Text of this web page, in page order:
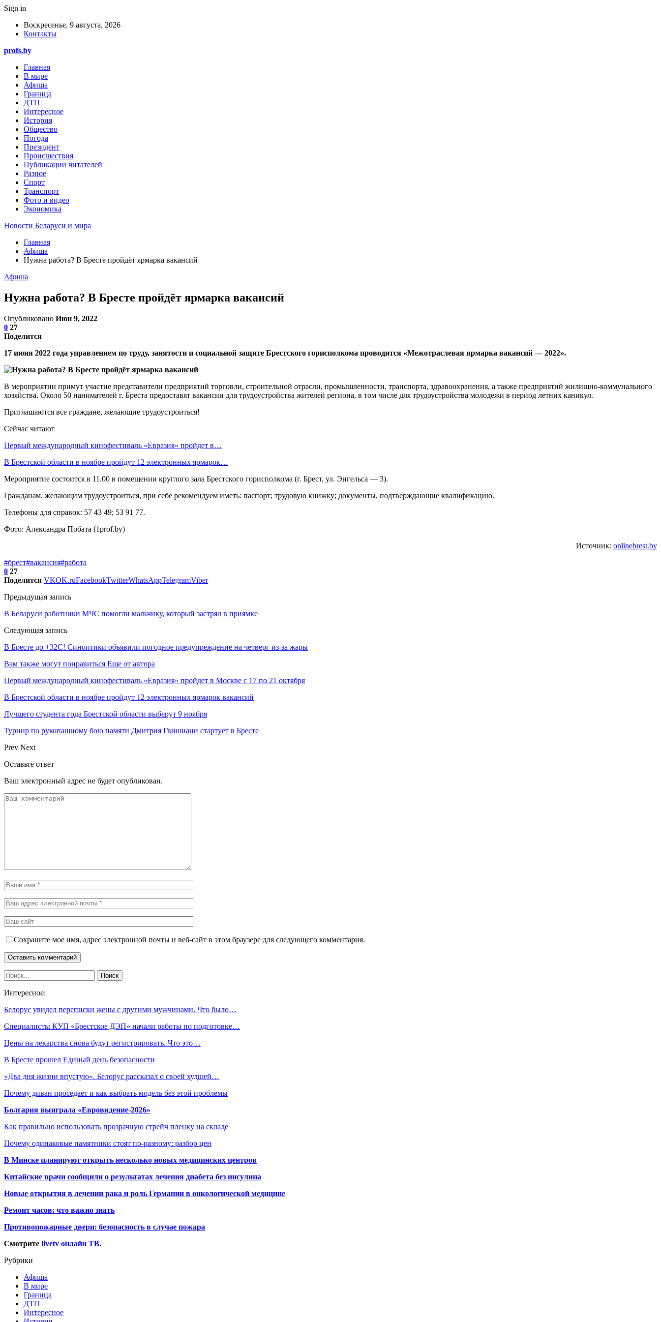
Sign in
Воскресенье, 9 августа, 2026
Контакты
profs.by
Главная
В мире
Афиша
Граница
ДТП
Интересное
История
Общество
Погода
Президент
Происшествия
Публикации читателей
Разное
Спорт
Транспорт
Фото и видео
Экономика
Новости Беларуси и мира
Главная
Афиша
Нужна работа? В Бресте пройдёт ярмарка вакансий
Афиша
Нужна работа? В Бресте пройдёт ярмарка вакансий
Опубликовано Июн 9, 2022
0 27
Поделится
17 июня 2022 года управлением по труду, занятости и социальной защите Брестского горисполкома проводится «Межотраслевая ярмарка вакансий — 2022».
В мероприятии примут участие представители предприятий торговли, строительной отрасли, промышленности, транспорта, здравоохранения, а также предприятий жилищно-коммунального
хозяйства. Около 50 нанимателей г. Бреста предоставят вакансии для трудоустройства жителей региона, в том числе для трудоустройства молодежи в период летних каникул.
Приглашаются все граждане, желающие трудоустроиться!
Сейчас читают
Первый международный кинофестиваль «Евразия» пройдет в…
В Брестской области в ноябре пройдут 12 электронных ярмарок…
Мероприятие состоится в 11.00 в помещении круглого зала Брестского горисполкома (г. Брест, ул. Энгельса — 3).
Гражданам, желающим трудоустроиться, при себе рекомендуем иметь: паспорт; трудовую книжку; документы, подтверждающие квалификацию.
Телефоны для справок: 57 43 49; 53 91 77.
Фото: Александра Побата (1prof.by)
Источник: onlinebrest.by
#брест#вакансия#работа
0 27
Поделится VKOK.ruFacebookTwitterWhatsAppTelegramViber
Предыдущая запись
В Беларуси работники МЧС помогли мальчику, который застрял в приямке
Следующая запись
В Бресте до +32С! Синоптики объявили погодное предупреждение на четверг из-за жары
Вам также могут понравиться Еще от автора
Первый международный кинофестиваль «Евразия» пройдет в Москве с 17 по 21 октября
В Брестской области в ноябре пройдут 12 электронных ярмарок вакансий
Лучшего студента года Брестской области выберут 9 ноября
Турнир по рукопашному бою памяти Дмитрия Гвишиани стартует в Бресте
Prev Next
Оставьте ответ
Ваш электронный адрес не будет опубликован.
Сохраните мое имя, адрес электронной почты и веб-сайт в этом браузере для следующего комментария.
Интересное:
Белорус увидел переписки жены с другими мужчинами. Что было…
Специалисты КУП «Брестское ДЭП» начали работы по подготовке…
Цены на лекарства снова будут регистрировать. Что это…
В Бресте прошел Единый день безопасности
«Два дня жизни впустую». Белорус рассказал о своей худшей…
Почему диван проседает и как выбрать модель без этой проблемы
Болгария выиграла «Евровидение-2026»
Как правильно использовать прозрачную стрейч пленку на складе
Почему одинаковые памятники стоят по-разному: разбор цен
В Минске планируют открыть несколько новых медицинских центров
Китайские врачи сообщили о результатах лечения диабета без инсулина
Новые открытия в лечении рака и роль Германии в онкологической медицине
Ремонт часов: что важно знать
Противопожарные двери: безопасность в случае пожара
Смотрите livetv онлайн ТВ.
Рубрики
Афиша
В мире
Граница
ДТП
Интересное